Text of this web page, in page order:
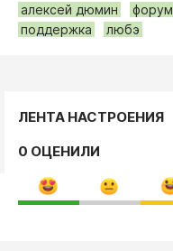
алексей дюмин
форум
поддержка
любэ
ЛЕНТА НАСТРОЕНИЯ
0 ОЦЕНИЛИ